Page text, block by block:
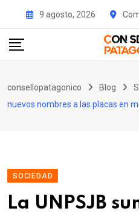
content
9 agosto, 2026
consellopatagonico Blog
nuevos nombres a las placas en
SOCIEDAD
La UNPSJB